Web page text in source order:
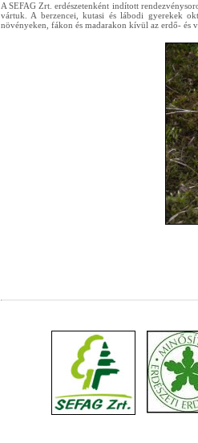
A SEFAG Zrt. erdészetenként indított
vártuk. A berzencei, kutasi és lábodi gyerekek
növényeken, fákon és madarakon kívül az erdő- és